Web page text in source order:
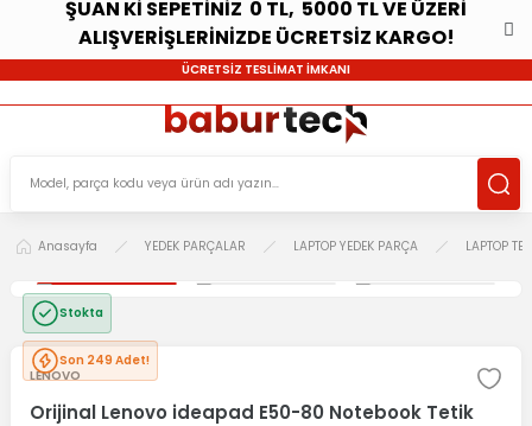
ŞUAN Kİ SEPETİNİZ 0 TL, 5000 TL VE ÜZERİ
ALIŞVERİŞLERİNİZDE ÜCRETSİZ KARGO!
ÜCRETSİZ TESLİMAT İMKANI
Anasayfa YEDEK PARÇALAR LAPTOP YEDEK PARÇA LAPTOP
Stokta
Son 249 Adet!
LENOVO
Orijinal Lenovo ideapad E50-80 Notebook Tetik